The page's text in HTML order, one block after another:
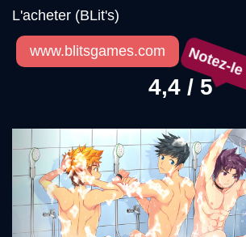
L'acheter (BLit's)
www.blitsgames.com Notez-le
4,4 / 5
Précédent